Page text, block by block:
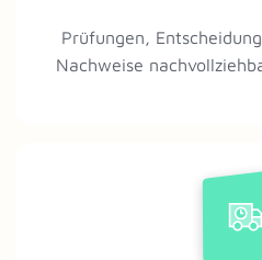
Prüfungen,
Nachweise